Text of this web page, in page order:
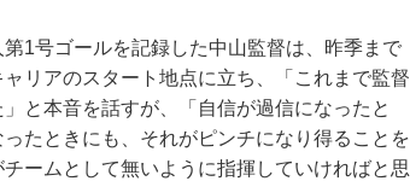
1号ゴールを記録した中山監督は、昨季まで
リアのスタート地点に立ち、「これまで監督
と本音を話すが、「自信が過信になったと
たときにも、それがピンチになり得ることを
ームとして無いように指揮していければと思